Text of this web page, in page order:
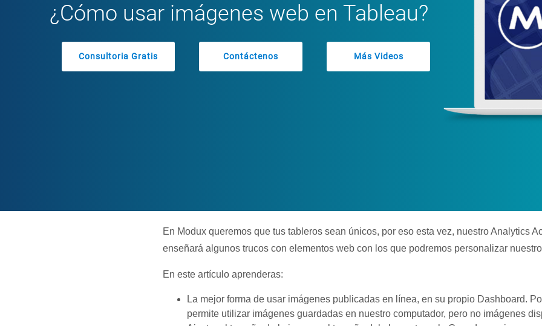
¿Cómo usar imágenes web en Tableau?
Consultoria Gratis Contáctenos Más Videos
En Modux queremos que tus tableros sean únicos, por eso esta vez, nuestro Analytics
enseñará algunos trucos con elementos web con los que podremos personalizar
En este artículo aprenderas:
La mejor forma de usar imágenes publicadas en línea, en su propio Dashboard.
permite utilizar imágenes guardadas en nuestro computador, pero no imágenes